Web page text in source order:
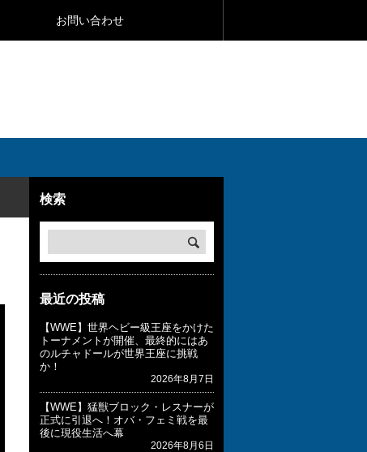
お問い合わせ
検索
最近の投稿
【WWE】世界ヘビー級王座をかけた
トーナメントが開催、最終的にはあ
のルチャドールが世界王座に挑戦
か！
2026年8月7日
【WWE】猛獣ブロック・レスナーが
正式に引退へ！オバ・フェミ戦を最
後に現役生活へ幕
2026年8月6日